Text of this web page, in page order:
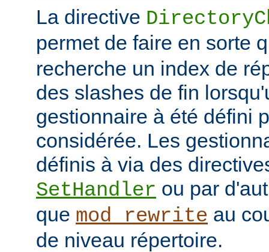
La directive
permet de faire en sorte
recherche un index de
des slashes de fin
gestionnaire à été défini
considérée. Les
définis à via des
SetHandler ou par
que mod_rewrite au
de niveau répertoire.